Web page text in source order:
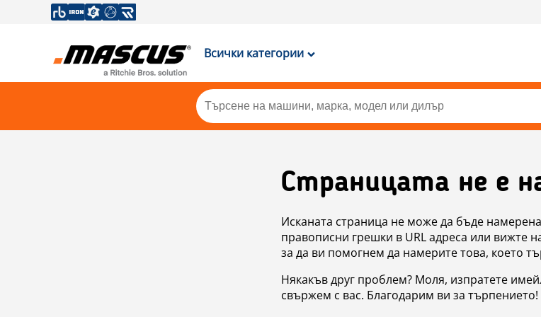
Всички категории
Страницата не е
Исканата страница не може да бъде
правописни грешки в URL адреса или вижте
за да ви помогнем да намерите това, което
Някакъв друг проблем? Моля, изпратете
свържем с вас. Благодарим ви за търпението!